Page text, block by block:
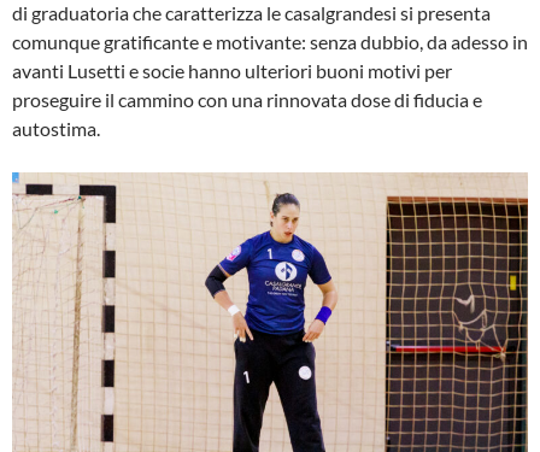
di graduatoria che caratterizza le casalgrandesi si presenta
comunque gratificante e motivante: senza dubbio, da adesso in
avanti Lusetti e socie hanno ulteriori buoni motivi per
proseguire il cammino con una rinnovata dose di fiducia e
autostima.